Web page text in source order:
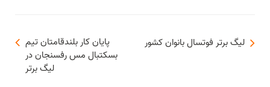
پايان كار بلندقامتان تيم
بسكتبال مس رفسنجان در
ليگ برتر
لیگ برتر فوتسال بانوان کشور